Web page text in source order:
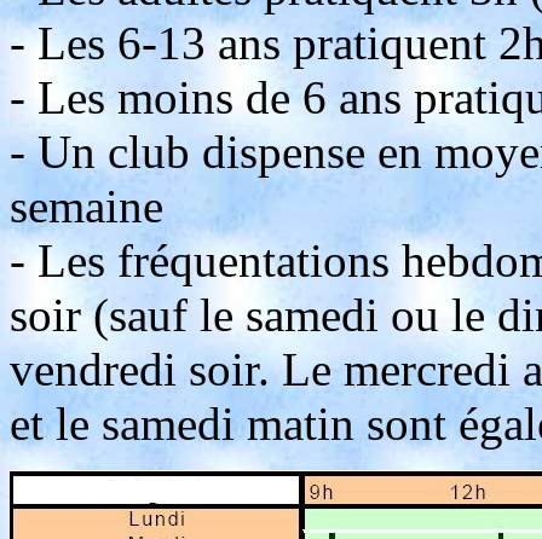
- Les 6-13 ans pratiquent
- Les moins de 6 ans
- Un club dispense en
semaine
- Les fréquentations
soir (sauf le samedi ou le
vendredi soir. Le mercredi
et le samedi matin sont